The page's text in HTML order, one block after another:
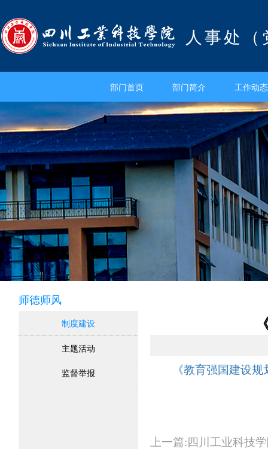
人事处
部门首页 部门简介 工作动态
师德师风
制度建设
主题活动
监督举报 《教育强国建设
上一篇:四川工业科技